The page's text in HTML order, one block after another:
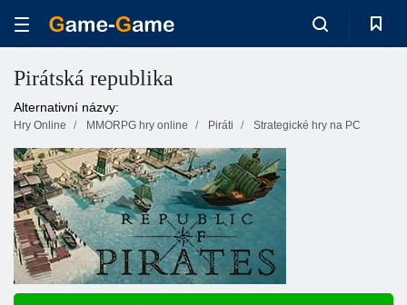
Pirátská republika
Alternativní názvy:
Hry Online MMORPG hry online Piráti Strategické hry na PC